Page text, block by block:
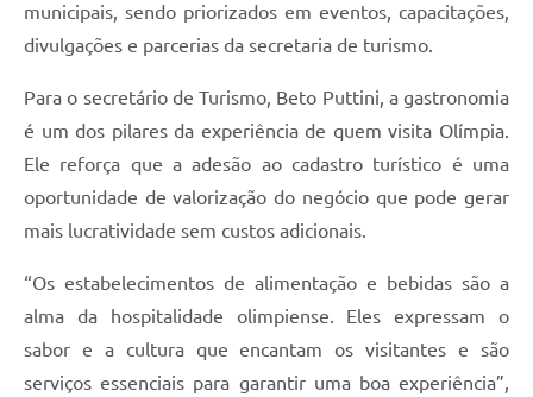
municipais, sendo priorizados em eventos, capacitações,
divulgações e parcerias da secretaria de turismo.
Para o secretário de Turismo, Beto Puttini, a gastronomia
é um dos pilares da experiência de quem visita Olímpia.
Ele reforça que a adesão ao cadastro turístico é uma
oportunidade de valorização do negócio que pode gerar
mais lucratividade sem custos adicionais.
“Os estabelecimentos de alimentação e bebidas são a
alma da hospitalidade olimpiense. Eles expressam o
sabor e a cultura que encantam os visitantes e são
serviços essenciais para garantir uma boa experiência”,